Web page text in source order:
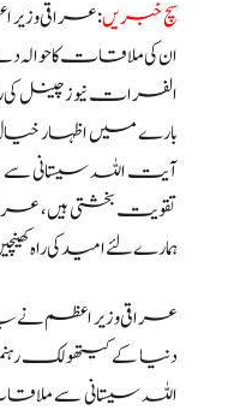
سچ خبریں:عراقی
ان کی ملاقات کا حوالہ
الفرات نیوز چینل کی
بارے میں اظہار
آیت اللہ سیستانی سے
تقویت بخشتی ہیں،
ہمارے لئے امید کی راہ
عراقی وزیر اعظم
دنیا کے کیتھولک
اللہ سیستانی سے